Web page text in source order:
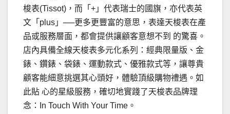
梭表(Tissot)，而「+」代表瑞士的國旗，亦代表英
文「plus」──更多更豐富的意思，表達天梭表在產
品或服務層面，都會提供讓顧客意想不到 的驚喜。
店內具備全線天梭表多元化系列：經典限量版、金
錶、鑽錶、袋錶、運動款式、優雅款式等，讓尊貴
顧客能細意挑選其心頭好，體驗頂級購物禮遇。如
此貼 心的星級服務，確切地實踐了天梭表品牌理
念：In Touch With Your Time。